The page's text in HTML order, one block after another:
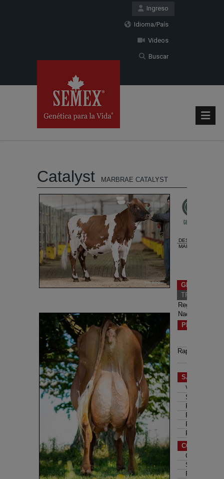
Ingreso
Idioma/País
Videos
Buscar